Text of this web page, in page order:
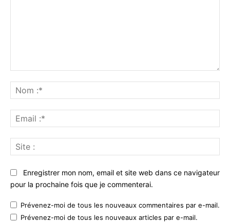
:*
:*
:
Enregistrer mon nom, email et site web dans ce navigateur
pour la prochaine fois que je commenterai.
Prévenez-moi de tous les nouveaux commentaires par e-mail.
Prévenez-moi de tous les nouveaux articles par e-mail.